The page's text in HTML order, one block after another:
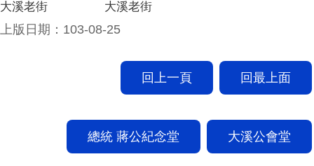
大溪老街 大溪老街
上版日期：103-08-25
回上一頁 回最上面
總統 蔣公紀念堂 大溪公會堂